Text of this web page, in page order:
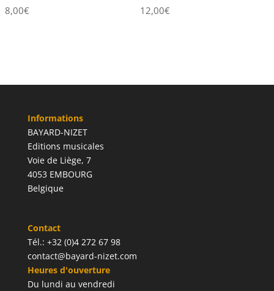
8,00€ 12,00€
Informations
BAYARD-NIZET
Editions musicales
Voie de Liège, 7
4053 EMBOURG
Belgique
Contact
Tél.: +32 (0)4 272 67 98
contact@bayard-nizet.com
Heures d'ouverture
Du lundi au vendredi